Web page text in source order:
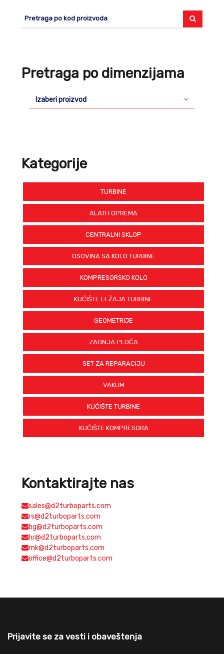
Pretraga po dimenzijama
Izaberi proizvod
Kategorije
TURBINE
ALATI I OPREMA
CENTRALNI SKLOP
OSOVINA SA KOLO TURBINE
KOMPRESORSKO KOLO
KUĆIŠTE LEŽAJA TURBINE
GEOMETRIJE
ZADNJA PLOČA
SET ZA REPARACIJU
VAKUM
KUĆIŠTE TURBINE
KUĆIŠTE KOMPRESORA
Kontaktirajte nas
sales@d2turboparts.com
rs@d2turboparts.com
bg@d2turboparts.com
hr@d2turboparts.com
mk@d2turboparts.com
office@d2turboparts.com
Prijavite se za vesti i obaveštenja